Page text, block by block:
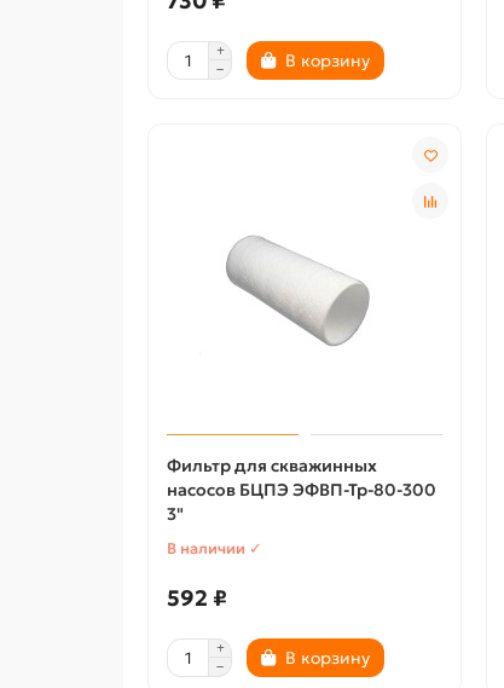
В корзину
Фильтр для скважинных
насосов БЦПЭ ЭФВП-Тр-80-300
3"
В наличии ✓
592 ₽
В корзину